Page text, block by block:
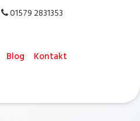
01579 2831353
Blog Kontakt